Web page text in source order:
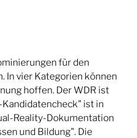
für den
In vier Kategorien können
hoffen. Der WDR ist
ist in
Reality-Dokumentation
und Bildung". Die